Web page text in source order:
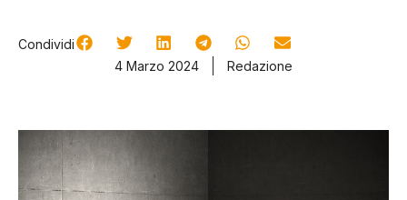
Condividi
4 Marzo 2024
Redazione